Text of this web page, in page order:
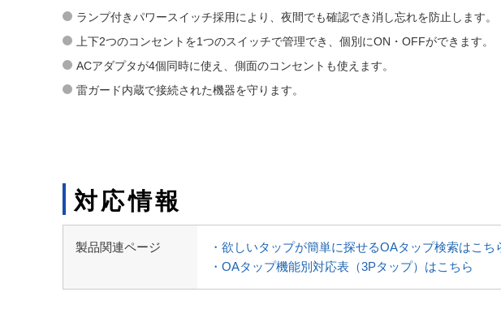
ランプ付きパワースイッチ採用により、夜間でも確認でき消し忘れを防止します。
上下2つのコンセントを1つのスイッチで管理でき、個別にON・OFFができます。
ACアダプタが4個同時に使え、側面のコンセントも使えます。
雷ガード内蔵で接続された機器を守ります。
対応情報
製品関連ページ
・欲しいタップが簡単に探せるOAタップ検索はこち
・OAタップ機能別対応表（3Pタップ）はこちら